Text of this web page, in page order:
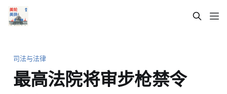
司法与法律
最高法院将审步枪禁令